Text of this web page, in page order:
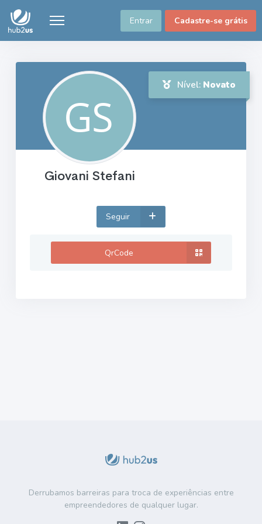
Entrar Cadastre-se grátis
Nível: Novato
Giovani Stefani
Seguir
QrCode
Derrubamos barreiras para troca de experiências entre
empreendedores de qualquer lugar.